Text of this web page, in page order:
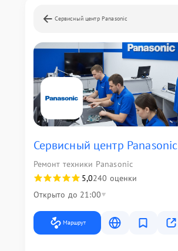
Сервисный центр Panasonic
Сервисный центр Panasonic
Ремонт техники Panasonic
5,0240 оценки
Открыто до 21:00
Маршрут